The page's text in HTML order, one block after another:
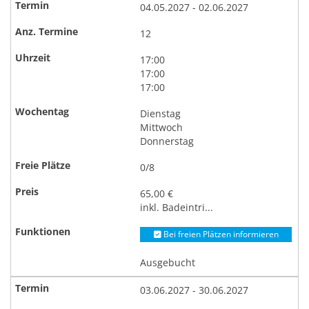
04.05.2027 - 02.06.2027
12
17:00
17:00
17:00
Dienstag
Mittwoch
Donnerstag
0/8
65,00 €
inkl. Badeintri...
Bei freien Plätzen informieren
Ausgebucht
03.06.2027 - 30.06.2027